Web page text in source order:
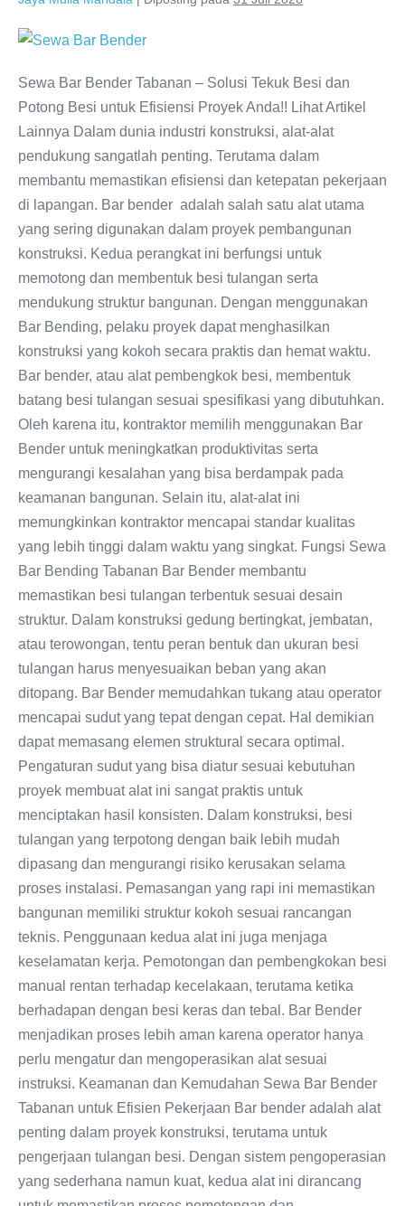
Sewa Bar Bender Tabanan – Solusi Tekuk Besi dan
Potong Besi untuk Efisiensi Proyek Anda!! Lihat Artikel
Lainnya Dalam dunia industri konstruksi, alat-alat
pendukung sangatlah penting. Terutama dalam
membantu memastikan efisiensi dan ketepatan pekerjaan
di lapangan. Bar bender adalah salah satu alat utama
yang sering digunakan dalam proyek pembangunan
konstruksi. Kedua perangkat ini berfungsi untuk
memotong dan membentuk besi tulangan serta
mendukung struktur bangunan. Dengan menggunakan
Bar Bending, pelaku proyek dapat menghasilkan
konstruksi yang kokoh secara praktis dan hemat waktu.
Bar bender, atau alat pembengkok besi, membentuk
batang besi tulangan sesuai spesifikasi yang dibutuhkan.
Oleh karena itu, kontraktor memilih menggunakan Bar
Bender untuk meningkatkan produktivitas serta
mengurangi kesalahan yang bisa berdampak pada
keamanan bangunan. Selain itu, alat-alat ini
memungkinkan kontraktor mencapai standar kualitas
yang lebih tinggi dalam waktu yang singkat. Fungsi Sewa
Bar Bending Tabanan Bar Bender membantu
memastikan besi tulangan terbentuk sesuai desain
struktur. Dalam konstruksi gedung bertingkat, jembatan,
atau terowongan, tentu peran bentuk dan ukuran besi
tulangan harus menyesuaikan beban yang akan
ditopang. Bar Bender memudahkan tukang atau operator
mencapai sudut yang tepat dengan cepat. Hal demikian
dapat memasang elemen struktural secara optimal.
Pengaturan sudut yang bisa diatur sesuai kebutuhan
proyek membuat alat ini sangat praktis untuk
menciptakan hasil konsisten. Dalam konstruksi, besi
tulangan yang terpotong dengan baik lebih mudah
dipasang dan mengurangi risiko kerusakan selama
proses instalasi. Pemasangan yang rapi ini memastikan
bangunan memiliki struktur kokoh sesuai rancangan
teknis. Penggunaan kedua alat ini juga menjaga
keselamatan kerja. Pemotongan dan pembengkokan besi
manual rentan terhadap kecelakaan, terutama ketika
berhadapan dengan besi keras dan tebal. Bar Bender
menjadikan proses lebih aman karena operator hanya
perlu mengatur dan mengoperasikan alat sesuai
instruksi. Keamanan dan Kemudahan Sewa Bar Bender
Tabanan untuk Efisien Pekerjaan Bar bender adalah alat
penting dalam proyek konstruksi, terutama untuk
pengerjaan tulangan besi. Dengan sistem pengoperasian
yang sederhana namun kuat, kedua alat ini dirancang